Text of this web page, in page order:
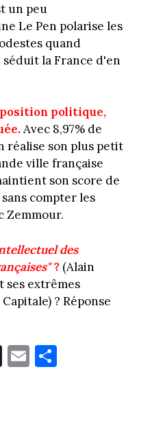
un peu
Le Pen polarise les
quand
la France d'en
politique,
Avec 8,97% de
réalise son plus petit
ville française
son score de
compter les
Zemmour.
des
? (Alain
ses extrêmes
? Réponse
X E
m
Pa